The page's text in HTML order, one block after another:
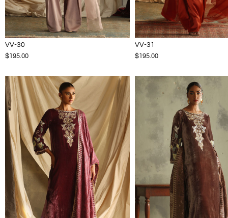
VV-30
$195.00
VV-31
$195.00